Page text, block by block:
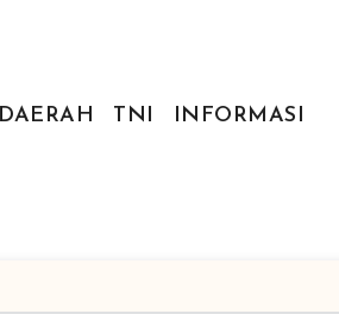
DAERAH TNI INFORMASI